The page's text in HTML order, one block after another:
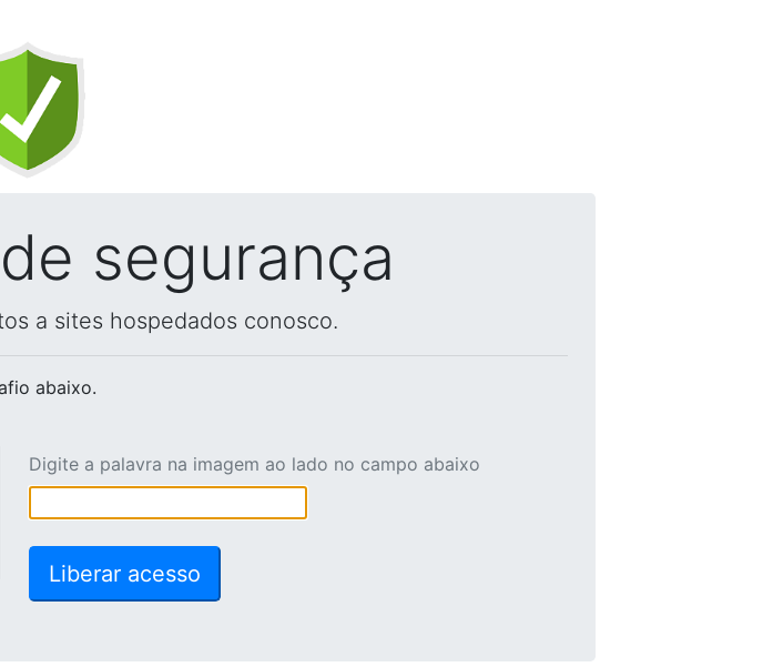
segurança
a sites hospedados conosco.
abaixo.
Digite a palavra na imagem ao lado no campo abaixo